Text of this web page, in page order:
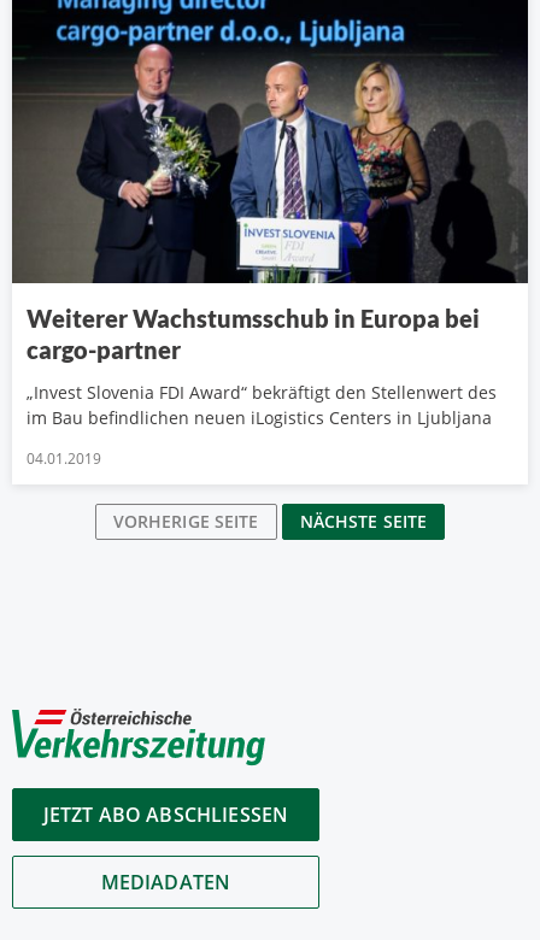
Weiterer Wachstumsschub in Europa bei
cargo-partner
„Invest Slovenia FDI Award“ bekräftigt den Stellenwert des
im Bau befindlichen neuen iLogistics Centers in Ljubljana
04.01.2019
VORHERIGE SEITE NÄCHSTE SEITE
JETZT ABO ABSCHLIESSEN
MEDIADATEN